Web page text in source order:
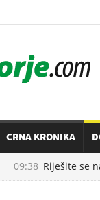
CRNA KRONIKA
09:38 Riješite se